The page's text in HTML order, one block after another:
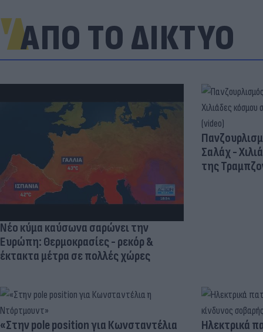
ΑΠΟ ΤΟ ΔΙΚΤΥΟ
Νέο κύμα καύσωνα σαρώνει την
Ευρώπη: Θερμοκρασίες - ρεκόρ &
έκτακτα μέτρα σε πολλές χώρες
Σαλάχ -
της
«Στην pole position για Κωνσταντέλια
Ηλεκτρικά